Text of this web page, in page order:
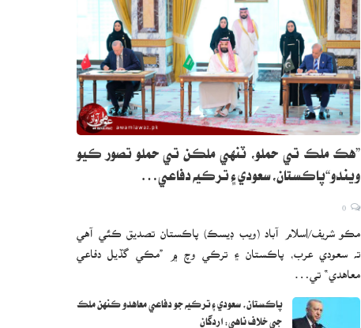
”هڪ ملڪ تي حملو، ٽنهي ملڪن تي حملو تصور ڪيو
ويندو“پاڪستان، سعودي ۽ ترڪيه دفاعي…
مڪو شريف/اسلام آباد (ويب ڊيسڪ) پاڪستان تصديق ڪئي آهي
ته سعودي عرب، پاڪستان ۽ ترڪي وچ ۾ ”مڪي گڏيل دفاعي
معاهدي“ تي…
پاڪستان، سعودي ۽ ترڪيه جو دفاعي معاهدو ڪنهن ملڪ
جي خلاف ناهي: اردگان